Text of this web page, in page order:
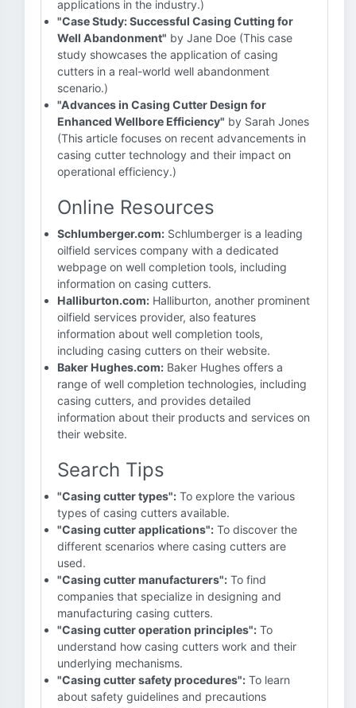
applications in the industry.)
"Case Study: Successful Casing Cutting for
Well Abandonment" by Jane Doe (This case
study showcases the application of casing
cutters in a real-world well abandonment
scenario.)
"Advances in Casing Cutter Design for
Enhanced Wellbore Efficiency" by Sarah Jones
(This article focuses on recent advancements in
casing cutter technology and their impact on
operational efficiency.)
Online Resources
Schlumberger.com: Schlumberger is a leading
oilfield services company with a dedicated
webpage on well completion tools, including
information on casing cutters.
Halliburton.com: Halliburton, another prominent
oilfield services provider, also features
information about well completion tools,
including casing cutters on their website.
Baker Hughes.com: Baker Hughes offers a
range of well completion technologies, including
casing cutters, and provides detailed
information about their products and services on
their website.
Search Tips
"Casing cutter types": To explore the various
types of casing cutters available.
"Casing cutter applications": To discover the
different scenarios where casing cutters are
used.
"Casing cutter manufacturers": To find
companies that specialize in designing and
manufacturing casing cutters.
"Casing cutter operation principles": To
understand how casing cutters work and their
underlying mechanisms.
"Casing cutter safety procedures": To learn
about safety guidelines and precautions